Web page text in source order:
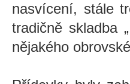
nasvícení, stále
tradičně skladba
nějakého